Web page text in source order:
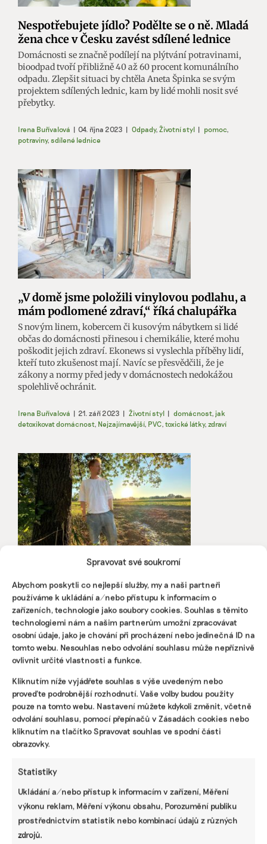
Spravovat své soukromí
Abychom poskytli co nejlepší služby, my a naši partneři
používáme k ukládání a/nebo přístupu k informacím o
zařízeních, technologie jako soubory cookies. Souhlas s těmito
technologiemi nám a našim partnerům umožní zpracovávat
osobní údaje, jako je chování při procházení nebo jedinečná ID na
tomto webu. Nesouhlas nebo odvolání souhlasu může nepříznivě
ovlivnit určité vlastnosti a funkce.
Kliknutím níže vyjádřete souhlas s výše uvedeným nebo
proveďte podrobnější rozhodnutí. Vaše volby budou použity
pouze na tomto webu. Nastavení můžete kdykoli změnit, včetně
odvolání souhlasu, pomocí přepínačů v Zásadách cookies nebo
kliknutím na tlačítko Spravovat souhlas ve spodní části
obrazovky.
Statistiky
Ukládání a/nebo přístup k informacím v zařízení, Měření
výkonu reklam, Měření výkonu obsahu, Porozumění publiku
prostřednictvím statistik nebo kombinací údajů z různých
zdrojů.
Nespotřebujete jídlo? Podělte se o ně. Mladá
žena chce v Česku zavést sdílené lednice
Domácnosti se značně podílejí na plýtvání potravinami,
bioodpad tvoří přibližně 40 až 60 procent komunálního
odpadu. Zlepšit situaci by chtěla Aneta Špinka se svým
projektem sdílených lednic, kam by lidé mohli nosit své
přebytky.
Irena Buřívalová | 04. října 2023 | Odpady, Životní styl | pomoc
potraviny, sdílené lednice
„V domě jsme položili vinylovou podlahu, a
mám podlomené zdraví,“ říká chalupářka
S novým linem, kobercem či kusovým nábytkem si lidé
občas do domácnosti přinesou i chemikálie, které mohu
poškodit jejich zdraví. Ekonews si vyslechla příběhy lidí,
kteří tuto zkušenost mají. Navíc se přesvědčili, že je
zákony a normy před jedy v domácnostech nedokážou
spolehlivě ochránit.
Irena Buřívalová | 21. září 2023 | Životní styl | domácnost, jak
detoxikovat domácnost, Nejzajímavější, PVC, toxické látky, zdraví
Osm měsíců jsem si nic nového nekoupil, i
když mozek někdy křičí „udělej si radost“,
říká Tomáš Klus
Před sedmi lety si písničkář, textař, skladatel a herec
Tomáš Klus s rodinou postavil dům v Mníšku pod Brdy,
energeticky téměř soběstačný, se solárními panely,
tepelným čerpadlem a kořenovou čističkou. A snaží se
Irena Buřívalová | 11. září 2023 | Rozhovory ,Životní styl
Nejzajímavější,Tomáš Klus,udržitelnost,zemědělství